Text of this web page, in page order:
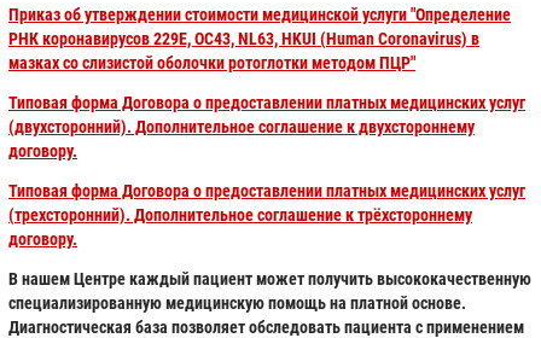
Приказ об утверждении стоимости медицинской услуги "Определение
РНК коронавирусов 229E, OC43, NL63, HKUI (Human Coronavirus) в
мазках со слизистой оболочки ротоглотки методом ПЦР"
Типовая форма Договора о предоставлении платных медицинских услуг
(двухсторонний). Дополнительное соглашение к двухстороннему
договору.
Типовая форма Договора о предоставлении платных медицинских услуг
(трехсторонний). Дополнительное соглашение к трёхстороннему
договору.
В нашем Центре каждый пациент может получить высококачественную
специализированную медицинскую помощь на платной основе.
Диагностическая база позволяет обследовать пациента с применением